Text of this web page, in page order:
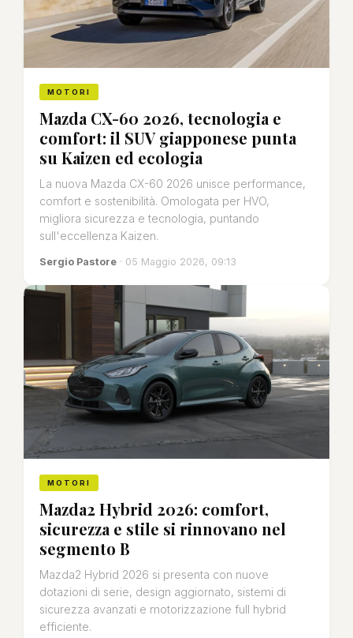
MOTORI
Mazda CX-60 2026, tecnologia e
comfort: il SUV giapponese punta
su Kaizen ed ecologia
La nuova Mazda CX-60 2026 unisce performance,
comfort e sostenibilità. Omologata per HVO,
migliora sicurezza e tecnologia, puntando
sull'eccellenza Kaizen.
Sergio Pastore · 05 Maggio 2026, 09:13
MOTORI
Mazda2 Hybrid 2026: comfort,
sicurezza e stile si rinnovano nel
segmento B
Mazda2 Hybrid 2026 si presenta con nuove
dotazioni di serie, design aggiornato, sistemi di
sicurezza avanzati e motorizzazione full hybrid
efficiente.